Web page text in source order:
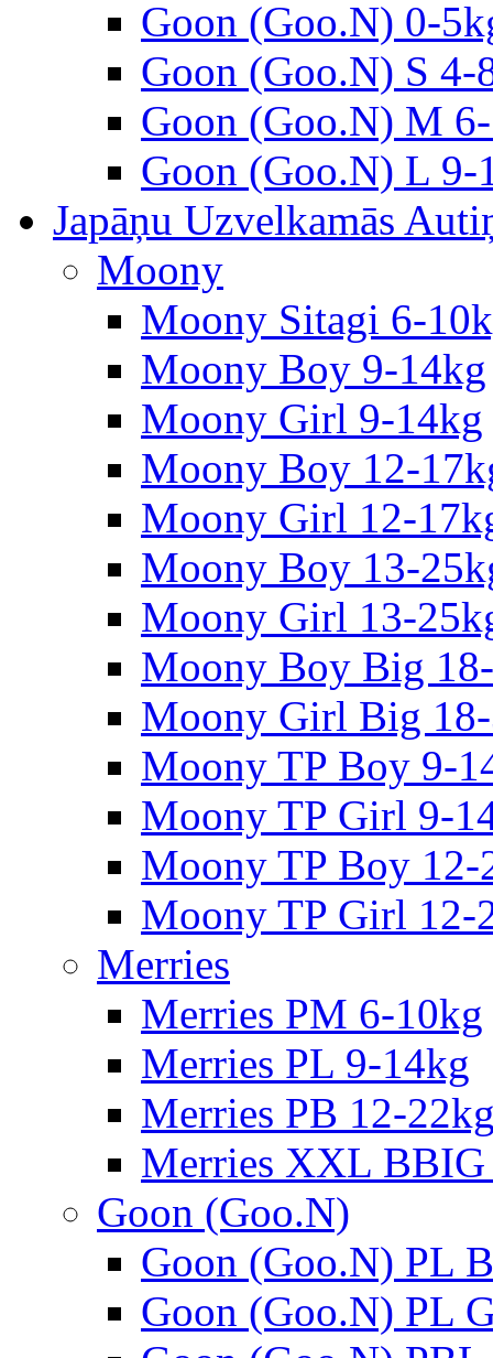
Goon (Goo.N) 0-
Goon (Goo.N) S 4-
Goon (Goo.N) M
Goon (Goo.N) L 9-
Japāņu Uzvelkamās
Moony
Moony Sitagi 6-
Moony Boy 9-14kg
Moony Girl 9-14kg
Moony Boy 12-
Moony Girl 12-
Moony Boy 13-
Moony Girl 13-
Moony Boy Big
Moony Girl Big
Moony TP Boy 9-
Moony TP Girl 9-
Moony TP Boy 12-
Moony TP Girl 12-
Merries
Merries PM 6-10kg
Merries PL 9-14kg
Merries PB 12-
Merries XXL
Goon (Goo.N)
Goon (Goo.N) PL
Goon (Goo.N) PL